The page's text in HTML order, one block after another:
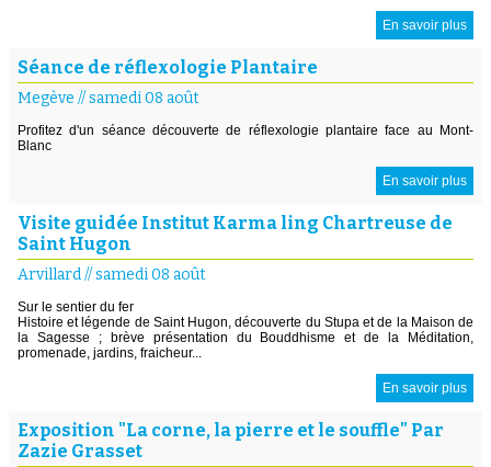
En savoir plus
Séance de réflexologie Plantaire
Megève //samedi 08 août
Profitez d'un séance découverte de réflexologie plantaire face au Mont-
Blanc
En savoir plus
Visite guidée Institut Karma ling Chartreuse de
Saint Hugon
Arvillard//samedi 08 août
Sur le sentier du fer
Histoire et légende de Saint Hugon, découverte du Stupa et de la Maison de
la Sagesse ; brève présentation du Bouddhisme et de la Méditation,
promenade, jardins, fraicheur...
En savoir plus
Exposition "La corne, la pierre et le souffle" Par
Zazie Grasset